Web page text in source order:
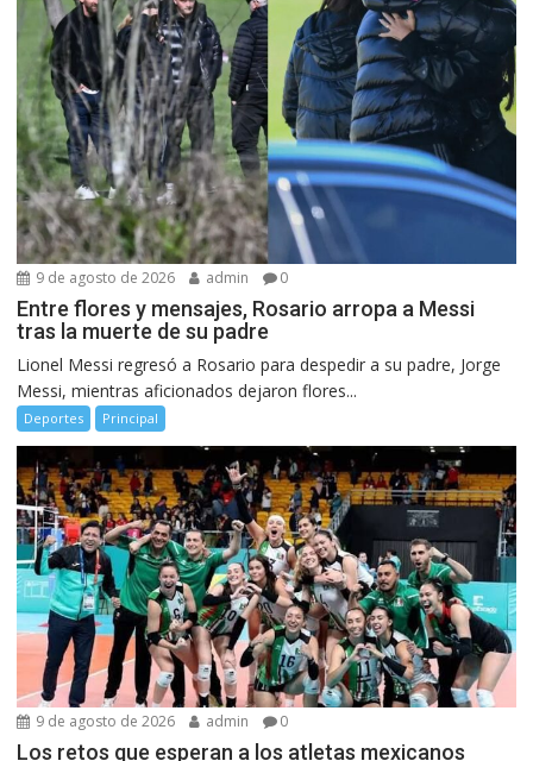
9 de agosto de 2026 admin 0
Entre flores y mensajes, Rosario arropa a Messi
tras la muerte de su padre
Lionel Messi regresó a Rosario para despedir a su padre, Jorge
Messi, mientras aficionados dejaron flores...
Deportes Principal
9 de agosto de 2026 admin 0
Los retos que esperan a los atletas mexicanos